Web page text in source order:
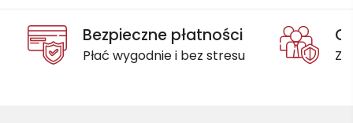
Bezpieczne płatności
Płać wygodnie i bez stresu